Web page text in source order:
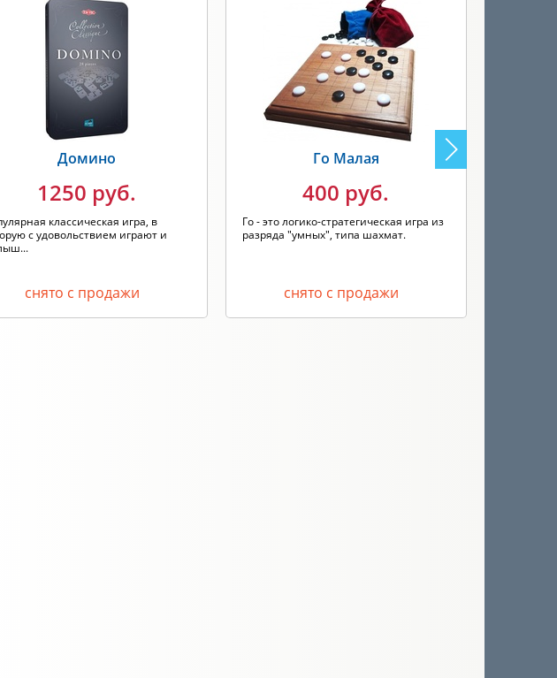
Домино
1250 руб.
классическая игра, в
с удовольствием играют и
снято с продажи
Го Малая
400 руб.
Го - это логико-стратегическая игра из
разряда "умных", типа шахмат.
снято с продажи